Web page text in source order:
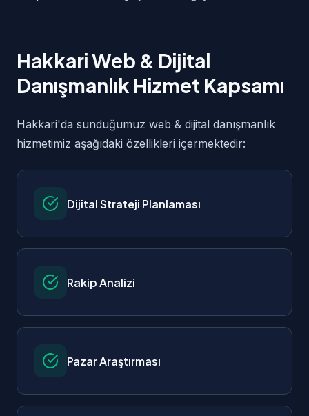
Hakkari Web & Dijital
Danışmanlık Hizmet Kapsamı
Hakkari'da sunduğumuz web & dijital danışmanlık
hizmetimiz aşağıdaki özellikleri içermektedir:
Dijital Strateji Planlaması
Rakip Analizi
Pazar Araştırması